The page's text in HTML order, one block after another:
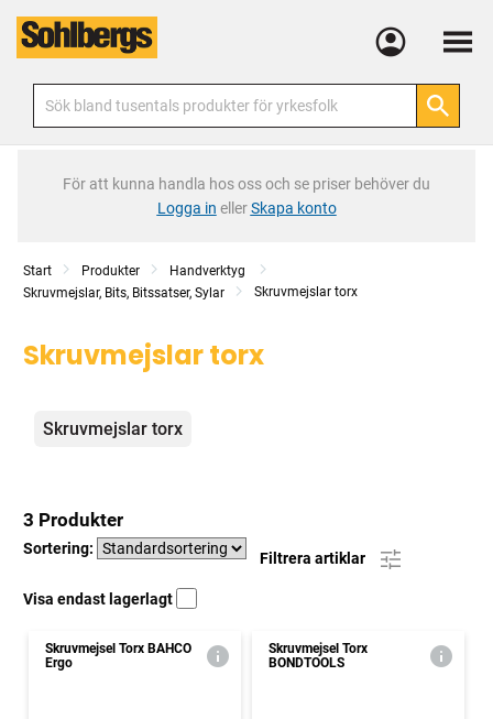
Meny
För att kunna handla hos oss och se priser behöver du
Logga in ellerSkapa konto
Start Produkter
Handverktyg
Skruvmejslar, Bits, Bitssatser, Sylar
Skruvmejslar torx
Skruvmejslar torx
Kategorier
Skruvmejslar torx
3 Produkter
Sortering:
Filtrera artiklar
Visa endast lagerlagt
Skruvmejsel Torx BAHCO
Ergo
Skruvmejsel Torx
BONDTOOLS